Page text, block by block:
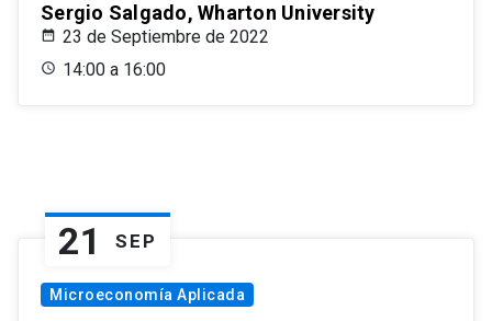
Sergio Salgado, Wharton University
23 de Septiembre de 2022
14:00 a 16:00
21 SEP
Microeconomía Aplicada